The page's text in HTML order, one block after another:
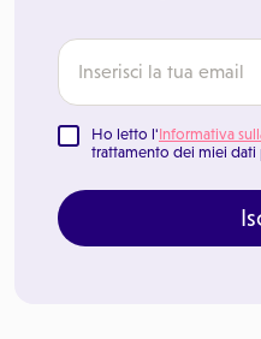
Ho letto l'Informativa
trattamento dei miei dati